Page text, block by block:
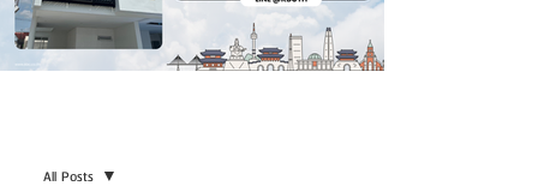
All Posts